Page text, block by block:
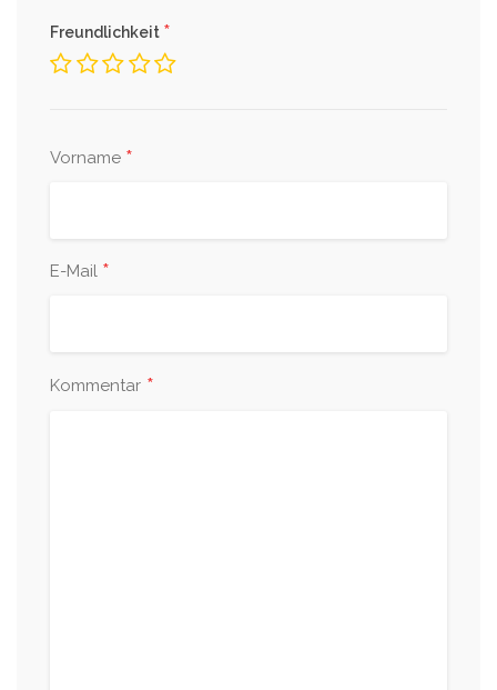
Freundlichkeit *
Vorname *
E-Mail *
Kommentar *